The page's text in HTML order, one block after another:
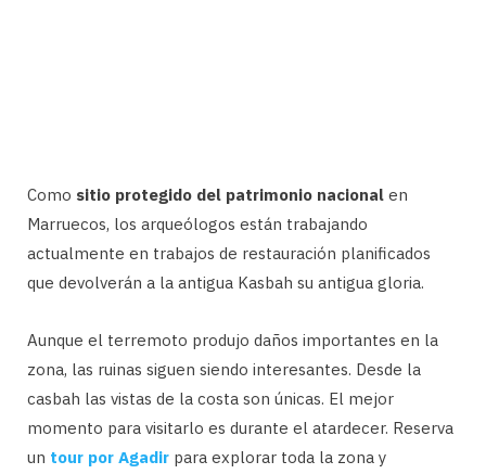
Como sitio protegido del patrimonio nacional en
Marruecos, los arqueólogos están trabajando
actualmente en trabajos de restauración planificados
que devolverán a la antigua Kasbah su antigua gloria.
Aunque el terremoto produjo daños importantes en la
zona, las ruinas siguen siendo interesantes. Desde la
casbah las vistas de la costa son únicas. El mejor
momento para visitarlo es durante el atardecer. Reserva
un tour por Agadir para explorar toda la zona y